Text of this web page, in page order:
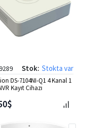
Stok: Stokta var
DS-7104NI-Q1 4 Kanal 1
Kayıt Cihazı